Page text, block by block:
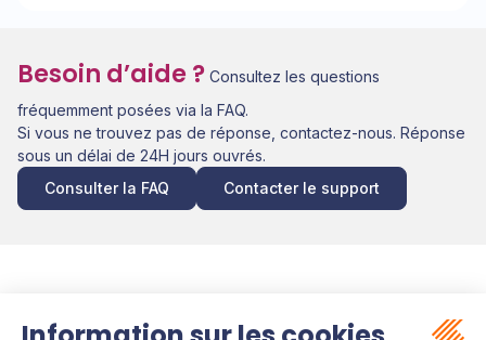
Besoin d’aide ? Consultez les questions
fréquemment posées via la FAQ.
Si vous ne trouvez pas de réponse, contactez-nous. Réponse
sous un délai de 24H jours ouvrés.
Consulter la FAQ
Contacter le support